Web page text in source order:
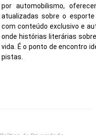
por automobilismo,
atualizadas sobre o
com conteúdo exclusivo e
onde histórias literárias
vida. É o ponto de encontro
pistas.